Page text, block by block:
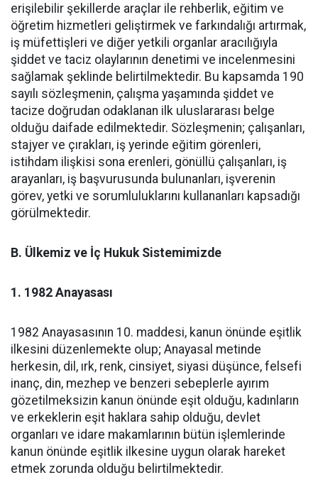
erişilebilir şekillerde araçlar ile rehberlik, eğitim ve
öğretim hizmetleri geliştirmek ve farkındalığı artırmak,
iş müfettişleri ve diğer yetkili organlar aracılığıyla
şiddet ve taciz olaylarının denetimi ve incelenmesini
sağlamak şeklinde belirtilmektedir. Bu kapsamda 190
sayılı sözleşmenin, çalışma yaşamında şiddet ve
tacize doğrudan odaklanan ilk uluslararası belge
olduğu daifade edilmektedir. Sözleşmenin; çalışanları,
stajyer ve çırakları, iş yerinde eğitim görenleri,
istihdam ilişkisi sona erenleri, gönüllü çalışanları, iş
arayanları, iş başvurusunda bulunanları, işverenin
görev, yetki ve sorumluluklarını kullananları kapsadığı
görülmektedir.
B. Ülkemiz ve İç Hukuk Sistemimizde
1. 1982 Anayasası
1982 Anayasasının 10. maddesi, kanun önünde eşitlik
ilkesini düzenlemekte olup; Anayasal metinde
herkesin, dil, ırk, renk, cinsiyet, siyasi düşünce, felsefi
inanç, din, mezhep ve benzeri sebeplerle ayırım
gözetilmeksizin kanun önünde eşit olduğu, kadınların
ve erkeklerin eşit haklara sahip olduğu, devlet
organları ve idare makamlarının bütün işlemlerinde
kanun önünde eşitlik ilkesine uygun olarak hareket
etmek zorunda olduğu belirtilmektedir.